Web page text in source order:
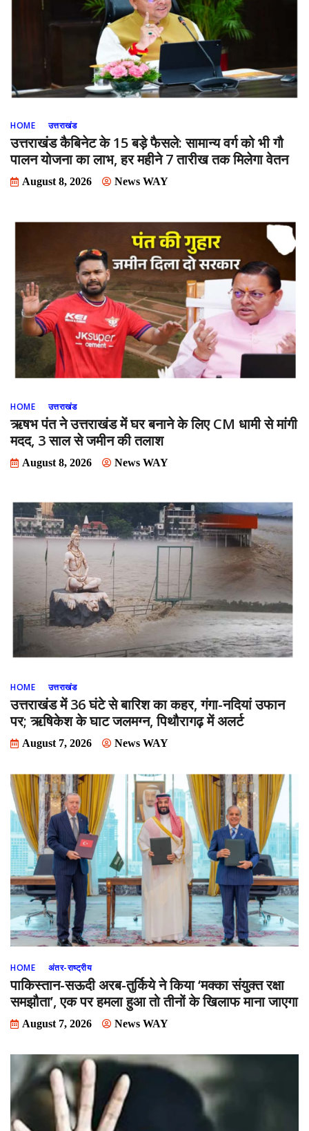
HOME उत्तराखंड
उत्तराखंड कैबिनेट के 15 बड़े फैसले: सामान्य वर्ग को भी गौ
पालन योजना का लाभ, हर महीने 7 तारीख तक मिलेगा वेतन
August 8, 2026 News WAY
HOME उत्तराखंड
ऋषभ पंत ने उत्तराखंड में घर बनाने के लिए CM धामी से मांगी
मदद, 3 साल से जमीन की तलाश
August 8, 2026 News WAY
HOME उत्तराखंड
उत्तराखंड में 36 घंटे से बारिश का कहर, गंगा-नदियां उफान
पर; ऋषिकेश के घाट जलमग्न, पिथौरागढ़ में अलर्ट
August 7, 2026 News WAY
HOME अंतर-राष्ट्रीय
पाकिस्तान-सऊदी अरब-तुर्किये ने किया ‘मक्का संयुक्त रक्षा
समझौता’, एक पर हमला हुआ तो तीनों के खिलाफ माना जाएगा
August 7, 2026 News WAY